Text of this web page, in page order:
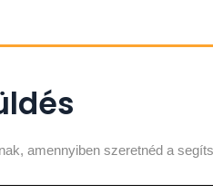
amennyiben szeretnéd a